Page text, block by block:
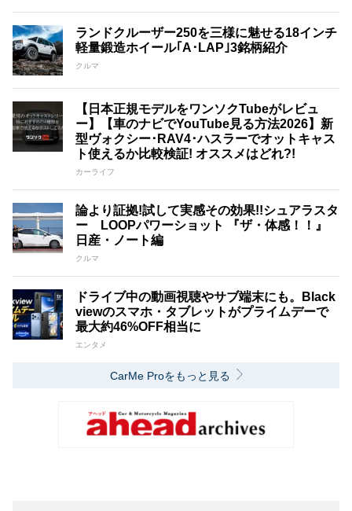
ランドクルーザー250を三様に魅せる18インチ
軽量鍛造ホイール｢A･LAP｣3銘柄紹介
クルマ
【日本正規モデルをワンソクTubeがレビュ
ー】【車のナビでYouTube見る方法2026】新
型ヴォクシー･RAV4･ハスラーでオットキャス
ト使えるか比較検証! オススメはどれ?!
カーライフ
論より証拠!試して実感その効果!!シュアラスタ
ー LOOPパワーショット 『ザ・体感！！』
日産・ノート編
クルマ
ドライブ中の動画視聴やサブ端末にも。Black
viewのスマホ・タブレットがプライムデーで
最大約46%OFF相当に
エンタメ
CarMe Proをもっと見る